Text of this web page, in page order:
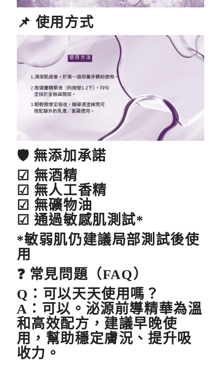
📌 使用方式
🛡 無添加承諾
☑ 無酒精
☑ 無人工香精
☑ 無礦物油
☑ 通過敏感肌測試*
*敏弱肌仍建議局部測試後使
用
❓ 常見問題（FAQ）
Q ：可以天天使用嗎？
A：可以。泌源前導精華為溫
和高效配方，建議早晚使
用，幫助穩定膚況、提升吸
收力。